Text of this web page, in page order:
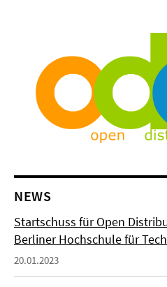
NEWS
Startschuss für Open
Berliner Hochschule für
20.01.2023